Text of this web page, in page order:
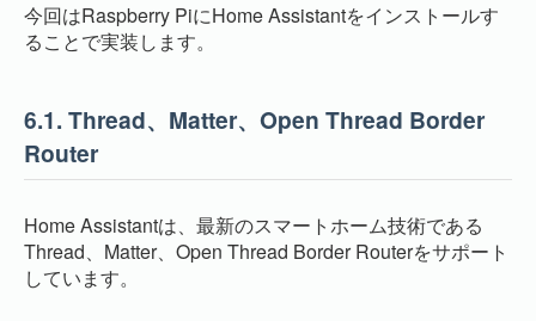
今回はRaspberry PiにHome Assistantをインストールす
ることで実装します。
6.1. Thread、Matter、Open Thread Border
Router
Home Assistantは、最新のスマートホーム技術である
Thread、Matter、Open Thread Border Routerをサポート
しています。